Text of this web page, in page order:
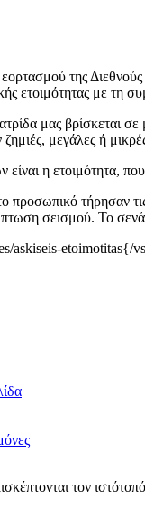
της
ετοιμότητας με τη
μας βρίσκεται
μεγάλες ή
είναι η ετοιμότητα,
προσωπικό τήρησαν
σεισμού. Το
askiseis-etoimotitas{/
τον